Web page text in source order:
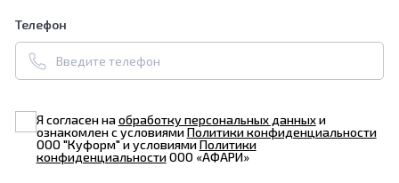
Телефон
Я согласен наобработку персональных данныхи
ознакомлен с условиямиПолитики конфиденциальности
ООО "Куформ" и условиямиПолитики
конфиденциальностиООО «АФАРИ»